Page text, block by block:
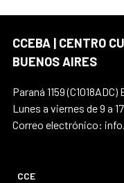
CCEBA | CENTRO
BUENOS AIRES
Paraná 1159
Lunes a viernes de 9 a
Correo electrónico:
CCE